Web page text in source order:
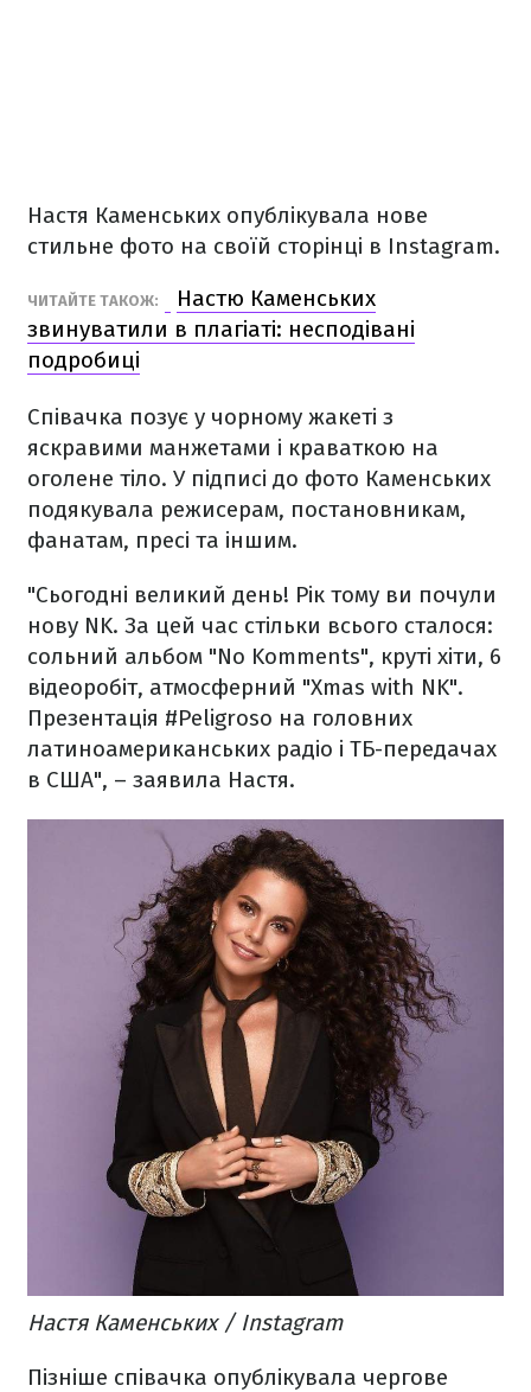
Настя Каменських опублікувала нове
стильне фото на своїй сторінці в Instagram.
ЧИТАЙТЕ ТАКОЖ:
Настю Каменських
звинуватили в плагіаті: несподівані
подробиці
Співачка позує у чорному жакеті з
яскравими манжетами і краваткою на
оголене тіло. У підписі до фото Каменських
подякувала режисерам, постановникам,
фанатам, пресі та іншим.
"Сьогодні великий день! Рік тому ви почули
нову NK. За цей час стільки всього сталося:
сольний альбом "No Komments", круті хіти, 6
відеоробіт, атмосферний "Xmas with NK".
Презентація #Peligroso на головних
латиноамериканських радіо і ТБ-передачах
в США", – заявила Настя.
Настя Каменських / Instagram
Пізніше співачка опублікувала чергове